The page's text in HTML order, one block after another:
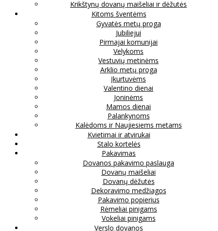
Krikštynų dovanų maišeliai ir dėžutės
Kitoms šventėms
Gyvatės metų proga
Jubiliejui
Pirmajai komunijai
Velykoms
Vestuvių metinėms
Arklio metų proga
Įkurtuvėms
Valentino dienai
Joninėms
Mamos dienai
Palankynoms
Kalėdoms ir Naujiesiems metams
Kvietimai ir atvirukai
Stalo kortelės
Pakavimas
Dovanos pakavimo paslauga
Dovanų maišeliai
Dovanų dėžutės
Dekoravimo medžiagos
Pakavimo popierius
Rėmeliai pinigams
Vokeliai pinigams
Verslo dovanos